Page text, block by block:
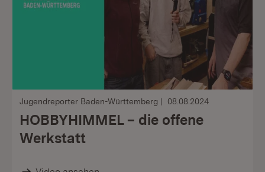
Jugendreporter Baden-Württemberg 08.08.2024
HOBBYHIMMEL – die offene
Werkstatt